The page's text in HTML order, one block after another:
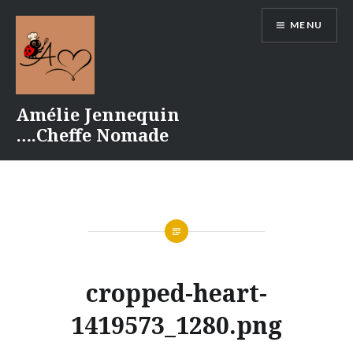
contenu
Amélie Jennequin
….Cheffe Nomade
MENU
cropped-heart-
1419573_1280.png